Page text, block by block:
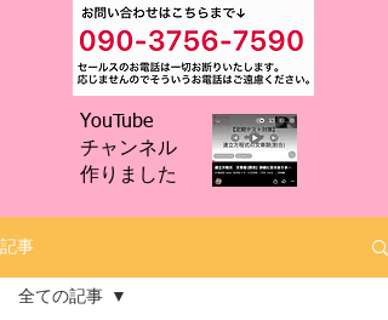
YouTube
チャンネル
​作りました
記事
全ての記事